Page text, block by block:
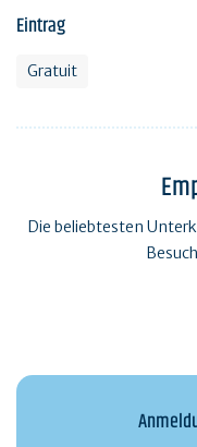
Eintrag
Gratuit
Die beliebtesten